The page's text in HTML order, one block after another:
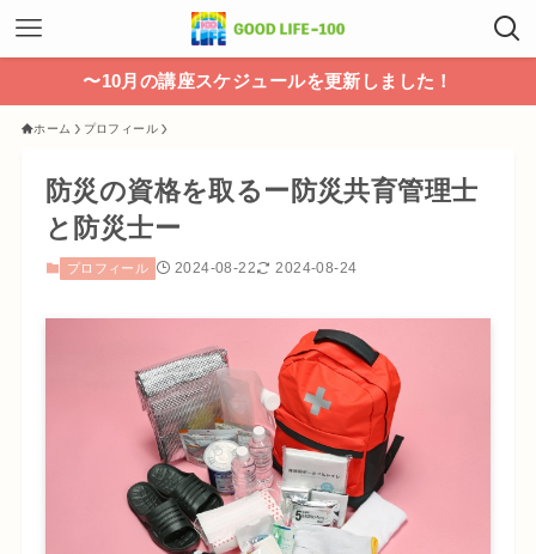
〜10月の講座スケジュールを更新しました！
ホーム プロフィール
防災の資格を取るー防災共育管理士
と防災士ー
プロフィール 2024-08-22 2024-08-24